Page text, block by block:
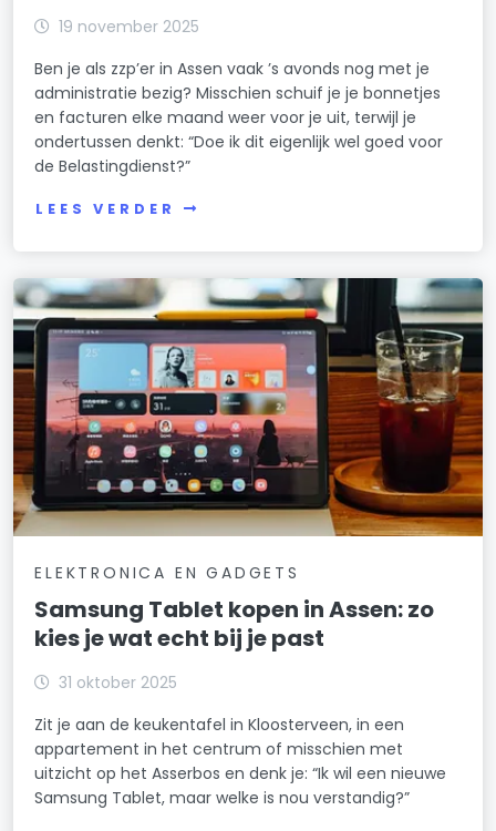
19 november 2025
Ben je als zzp’er in Assen vaak ’s avonds nog met je
administratie bezig? Misschien schuif je je bonnetjes
en facturen elke maand weer voor je uit, terwijl je
ondertussen denkt: “Doe ik dit eigenlijk wel goed voor
de Belastingdienst?”
LEES VERDER
ELEKTRONICA EN GADGETS
Samsung Tablet kopen in Assen: zo
kies je wat echt bij je past
31 oktober 2025
Zit je aan de keukentafel in Kloosterveen, in een
appartement in het centrum of misschien met
uitzicht op het Asserbos en denk je: “Ik wil een nieuwe
Samsung Tablet, maar welke is nou verstandig?”